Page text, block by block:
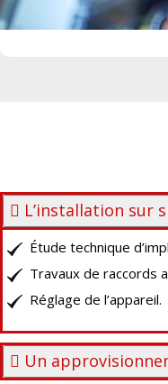
L’installation sur
Étude technique
Travaux de raccords
Réglage de l’appareil.
Un